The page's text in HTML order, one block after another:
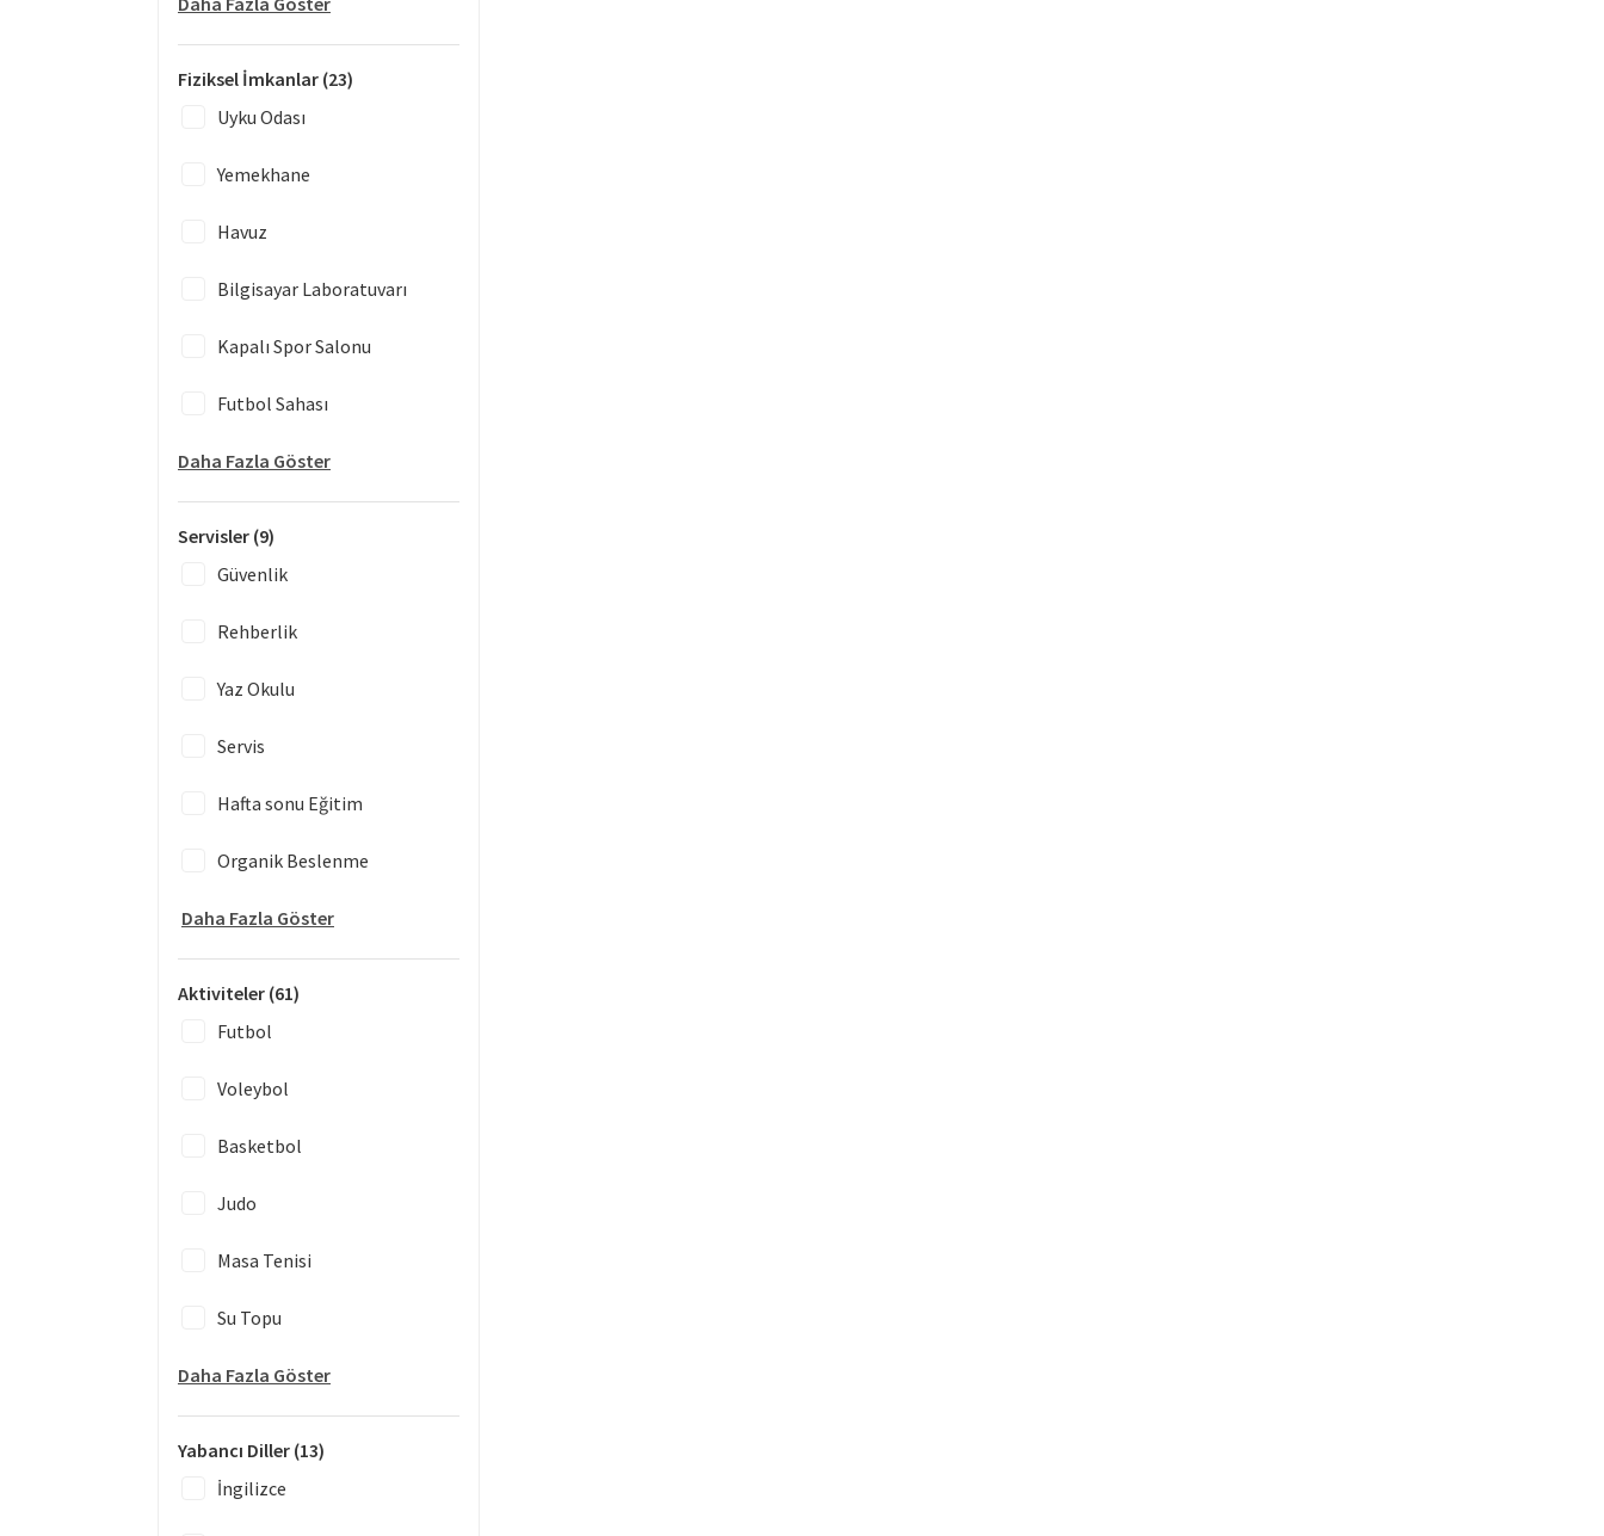
Fiziksel İmkanlar (23)
Uyku Odası
Yemekhane
Havuz
Bilgisayar Laboratuvarı
Kapalı Spor Salonu
Futbol Sahası
Daha Fazla Göster
Servisler (9)
Güvenlik
Rehberlik
Yaz Okulu
Servis
Hafta sonu Eğitim
Organik Beslenme
Daha Fazla Göster
Aktiviteler (61)
Futbol
Voleybol
Basketbol
Judo
Masa Tenisi
Su Topu
Daha Fazla Göster
Yabancı Diller (13)
İngilizce